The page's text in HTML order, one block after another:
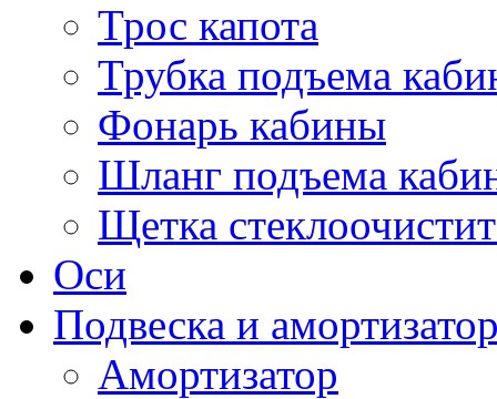
Трос капота
Трубка подъема
Фонарь кабины
Шланг подъема
Щетка
Оси
Подвеска и
Амортизатор